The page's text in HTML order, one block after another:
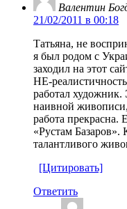
Валентин
21/02/2011 в 00:18
Татьяна, не
я был родом с
заходил на этот
НЕ-
работал художник.
наивной
работа прекрасна.
«Рустам Базаров».
талантливого
[Цитировать]
Ответить